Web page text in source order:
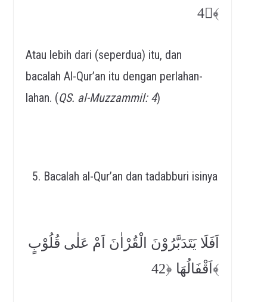
﴿4﴾
Atau lebih dari (seperdua) itu, dan
bacalah Al-Qur’an itu dengan perlahan-
lahan. (QS. al-Muzzammil: 4)
Bacalah al-Qur’an dan tadabburi isinya
اَفَلَا يَتَدَبَّرُوْنَ الْقُرْاٰنَ اَمْ عَلٰى قُلُوْبٍ
اَقْفَالُهَا ﴿42﴾